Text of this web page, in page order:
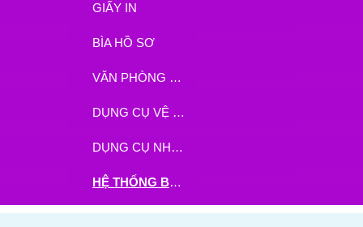
GIẤY IN
BÌA HỒ SƠ
VĂN PHÒNG PHẨM
DỤNG CỤ VỆ SINH
DỤNG CỤ NHÀ BẾP
HỆ THỐNG BHX - TGDĐ ĐẶT HÀNG TẠI ĐÂY